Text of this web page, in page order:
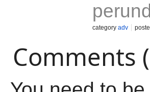
category adv
Comments